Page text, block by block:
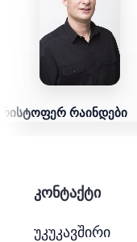
რაინდები
კონტაქტი
უკუკავშირი